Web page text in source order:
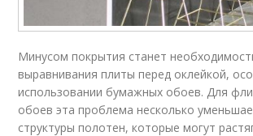
Минусом покрытия станет
выравнивания плиты перед оклейкой,
использовании бумажных обоев. Для
обоев эта проблема несколько
структуры полотен, которые могут